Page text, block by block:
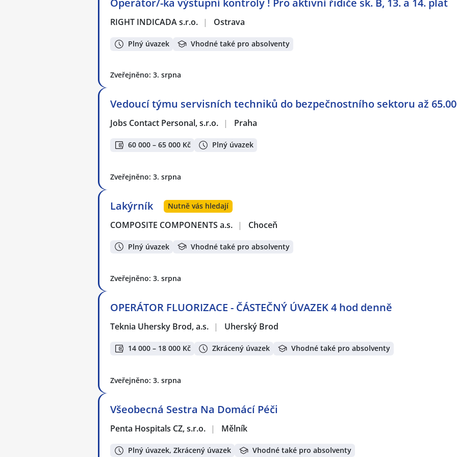
Operátor/-ka výstupní kontroly ! Pro aktivní řidiče sk. B, 13. a 14. plat
RIGHT INDICADA s.r.o. | Ostrava
Plný úvazek Vhodné také pro absolventy
Zveřejněno: 3. srpna
Vedoucí týmu servisních techniků do bezpečnostního sektoru až
Jobs Contact Personal, s.r.o. | Praha
60 000 – 65 000 Kč Plný úvazek
Zveřejněno: 3. srpna
Lakýrník Nutně vás hledají
COMPOSITE COMPONENTS a.s. | Choceň
Plný úvazek Vhodné také pro absolventy
Zveřejněno: 3. srpna
OPERÁTOR FLUORIZACE - ČÁSTEČNÝ ÚVAZEK 4 hod denně
Teknia Uhersky Brod, a.s. | Uherský Brod
14 000 – 18 000 Kč Zkrácený úvazek Vhodné také pro absolventy
Zveřejněno: 3. srpna
Všeobecná Sestra Na Domácí Péči
Penta Hospitals CZ, s.r.o. | Mělník
Plný úvazek, Zkrácený úvazek Vhodné také pro absolventy